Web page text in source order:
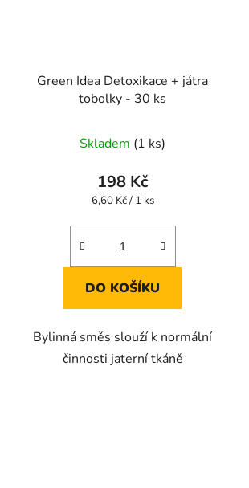
Green Idea Detoxikace + játra
tobolky - 30 ks
Skladem (1 ks)
198 Kč
Měrná
6,60 Kč / 1 ks
DO KOŠÍKU
Bylinná směs slouží k normální
činnosti jaterní tkáně